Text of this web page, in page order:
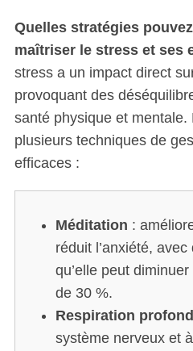
Quelles stratégies
maîtriser le stress et ses
stress a un impact direct
provoquant des
santé physique et mentale.
plusieurs techniques de
efficaces :
Méditation :
réduit l’anxiété,
qu’elle peut
de 30 %.
Respiration
système nerveux et
S
e